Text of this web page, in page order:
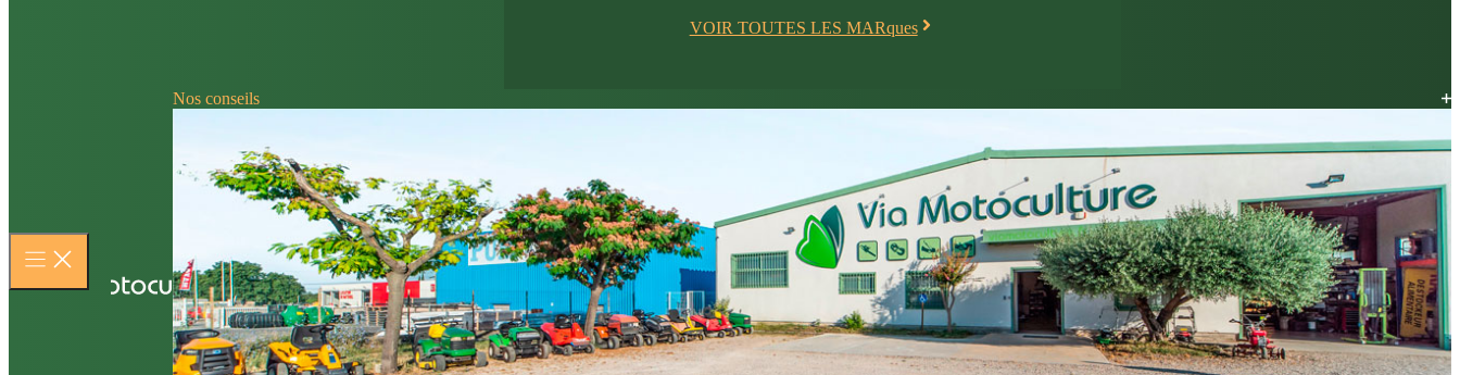
VOIR TOUTES LES MARques
Nos conseils